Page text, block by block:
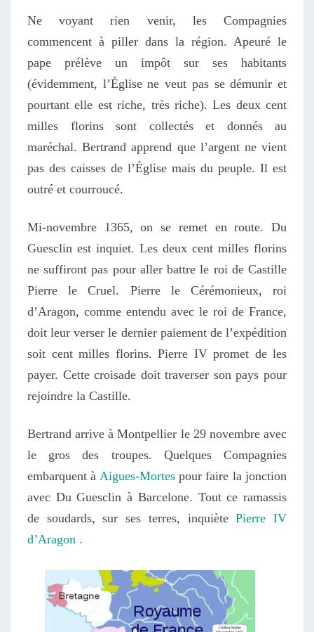
Ne voyant rien venir, les Compagnies
commencent à piller dans la région. Apeuré le
pape prélève un impôt sur ses habitants
(évidemment, l’Église ne veut pas se démunir et
pourtant elle est riche, très riche). Les deux cent
milles florins sont collectés et donnés au
maréchal. Bertrand apprend que l’argent ne vient
pas des caisses de l’Église mais du peuple. Il est
outré et courroucé.
Mi-novembre 1365, on se remet en route. Du
Guesclin est inquiet. Les deux cent milles florins
ne suffiront pas pour aller battre le roi de Castille
Pierre le Cruel. Pierre le Cérémonieux, roi
d’Aragon, comme entendu avec le roi de France,
doit leur verser le dernier paiement de l’expédition
soit cent milles florins. Pierre IV promet de les
payer. Cette croisade doit traverser son pays pour
rejoindre la Castille.
Bertrand arrive à Montpellier le 29 novembre avec
le gros des troupes. Quelques Compagnies
embarquent à Aigues-Mortespour faire la jonction
avec Du Guesclin à Barcelone. Tout ce ramassis
de soudards, sur ses terres, inquiètePierre IV
d’Aragon .